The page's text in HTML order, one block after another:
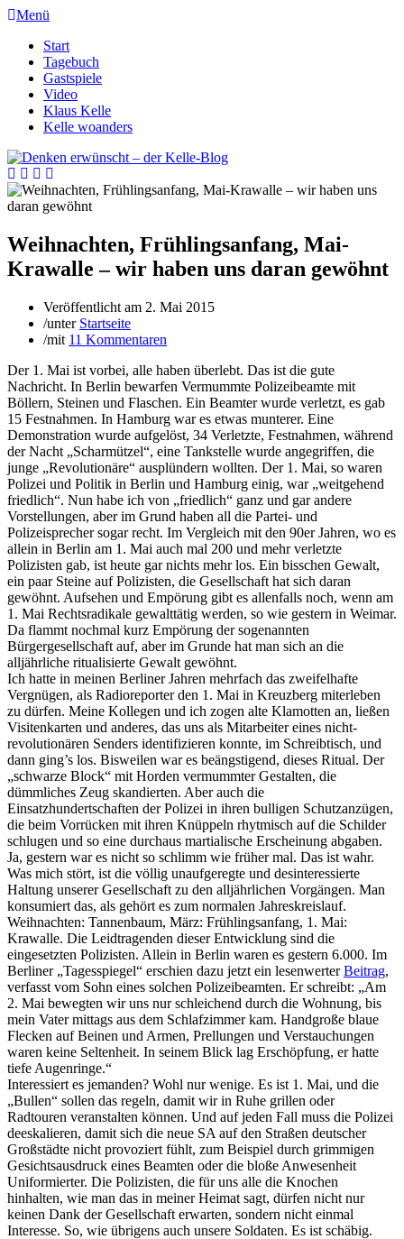
Menü
Start
Tagebuch
Gastspiele
Video
Klaus Kelle
Kelle woanders
Weihnachten, Frühlingsanfang, Mai-
Krawalle – wir haben uns daran gewöhnt
Veröffentlicht am 2. Mai 2015
/unter Startseite
/mit 11 Kommentaren
Der 1. Mai ist vorbei, alle haben überlebt. Das ist die gute
Nachricht. In Berlin bewarfen Vermummte Polizeibeamte mit
Böllern, Steinen und Flaschen. Ein Beamter wurde verletzt, es gab
15 Festnahmen. In Hamburg war es etwas munterer. Eine
Demonstration wurde aufgelöst, 34 Verletzte, Festnahmen, während
der Nacht „Scharmützel“, eine Tankstelle wurde angegriffen, die
junge „Revolutionäre“ ausplündern wollten. Der 1. Mai, so waren
Polizei und Politik in Berlin und Hamburg einig, war „weitgehend
friedlich“. Nun habe ich von „friedlich“ ganz und gar andere
Vorstellungen, aber im Grund haben all die Partei- und
Polizeisprecher sogar recht. Im Vergleich mit den 90er Jahren, wo es
allein in Berlin am 1. Mai auch mal 200 und mehr verletzte
Polizisten gab, ist heute gar nichts mehr los. Ein bisschen Gewalt,
ein paar Steine auf Polizisten, die Gesellschaft hat sich daran
gewöhnt. Aufsehen und Empörung gibt es allenfalls noch, wenn am
1. Mai Rechtsradikale gewalttätig werden, so wie gestern in Weimar.
Da flammt nochmal kurz Empörung der sogenannten
Bürgergesellschaft auf, aber im Grunde hat man sich an die
alljährliche ritualisierte Gewalt gewöhnt.
Ich hatte in meinen Berliner Jahren mehrfach das zweifelhafte
Vergnügen, als Radioreporter den 1. Mai in Kreuzberg miterleben
zu dürfen. Meine Kollegen und ich zogen alte Klamotten an, ließen
Visitenkarten und anderes, das uns als Mitarbeiter eines nicht-
revolutionären Senders identifizieren konnte, im Schreibtisch, und
dann ging’s los. Bisweilen war es beängstigend, dieses Ritual. Der
„schwarze Block“ mit Horden vermummter Gestalten, die
dümmliches Zeug skandierten. Aber auch die
Einsatzhundertschaften der Polizei in ihren bulligen Schutzanzügen,
die beim Vorrücken mit ihren Knüppeln rhytmisch auf die Schilder
schlugen und so eine durchaus martialische Erscheinung abgaben.
Ja, gestern war es nicht so schlimm wie früher mal. Das ist wahr.
Was mich stört, ist die völlig unaufgeregte und desinteressierte
Haltung unserer Gesellschaft zu den alljährlichen Vorgängen. Man
konsumiert das, als gehört es zum normalen Jahreskreislauf.
Weihnachten: Tannenbaum, März: Frühlingsanfang, 1. Mai:
Krawalle. Die Leidtragenden dieser Entwicklung sind die
eingesetzten Polizisten. Allein in Berlin waren es gestern 6.000. Im
Berliner „Tagesspiegel“ erschien dazu jetzt ein lesenwerterBeitrag,
verfasst vom Sohn eines solchen Polizeibeamten. Er schreibt: „Am
2. Mai bewegten wir uns nur schleichend durch die Wohnung, bis
mein Vater mittags aus dem Schlafzimmer kam. Handgroße blaue
Flecken auf Beinen und Armen, Prellungen und Verstauchungen
waren keine Seltenheit. In seinem Blick lag Erschöpfung, er hatte
tiefe Augenringe.“
Interessiert es jemanden? Wohl nur wenige. Es ist 1. Mai, und die
„Bullen“ sollen das regeln, damit wir in Ruhe grillen oder
Radtouren veranstalten können. Und auf jeden Fall muss die Polizei
deeskalieren, damit sich die neue SA auf den Straßen deutscher
Großstädte nicht provoziert fühlt, zum Beispiel durch grimmigen
Gesichtsausdruck eines Beamten oder die bloße Anwesenheit
Uniformierter. Die Polizisten, die für uns alle die Knochen
hinhalten, wie man das in meiner Heimat sagt, dürfen nicht nur
keinen Dank der Gesellschaft erwarten, sondern nicht einmal
Interesse. So, wie übrigens auch unsere Soldaten. Es ist schäbig.